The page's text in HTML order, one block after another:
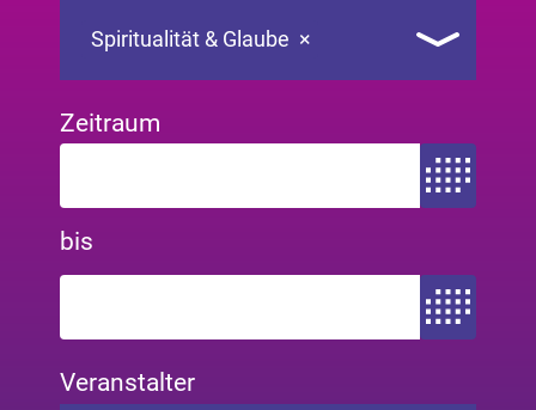
×
Spiritualität & Glaube
Zeitraum
Zeitraum von
bis
Zeitraum bis
Veranstalter